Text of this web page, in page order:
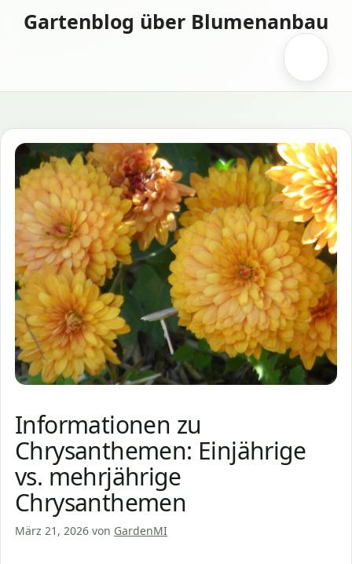
InhaltGartenblog über Blumenanbau
Informationen zu
Chrysanthemen: Einjährige
vs. mehrjährige
Chrysanthemen
März 21, 2026 von GardenMI